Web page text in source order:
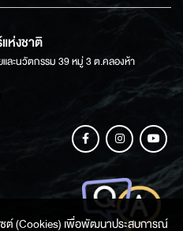
ห่งชาติ
ละนวัตกรรม 39 หมู่ 3 ต.คลองห้า
ไซต์ (Cookies) เพื่อพัฒนาประสบการณ์